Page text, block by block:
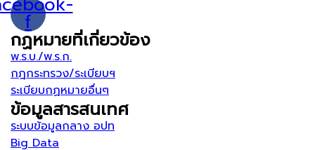
f
กฏหมายที่เกี่ยวข้อง
พ.ร.บ./พ.ร.ก.
กฎกระทรวง/ระเบียบฯ
ระเบียบกฏหมายอื่นๆ
ข้อมูลสารสนเทศ
ระบบข้อมูลกลาง อปท
Big Data